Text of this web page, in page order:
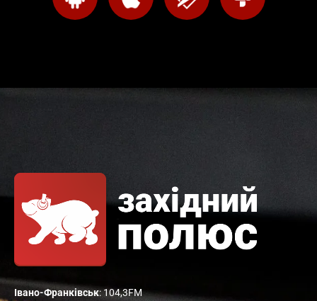
Івано-Франківськ: 104,3FM